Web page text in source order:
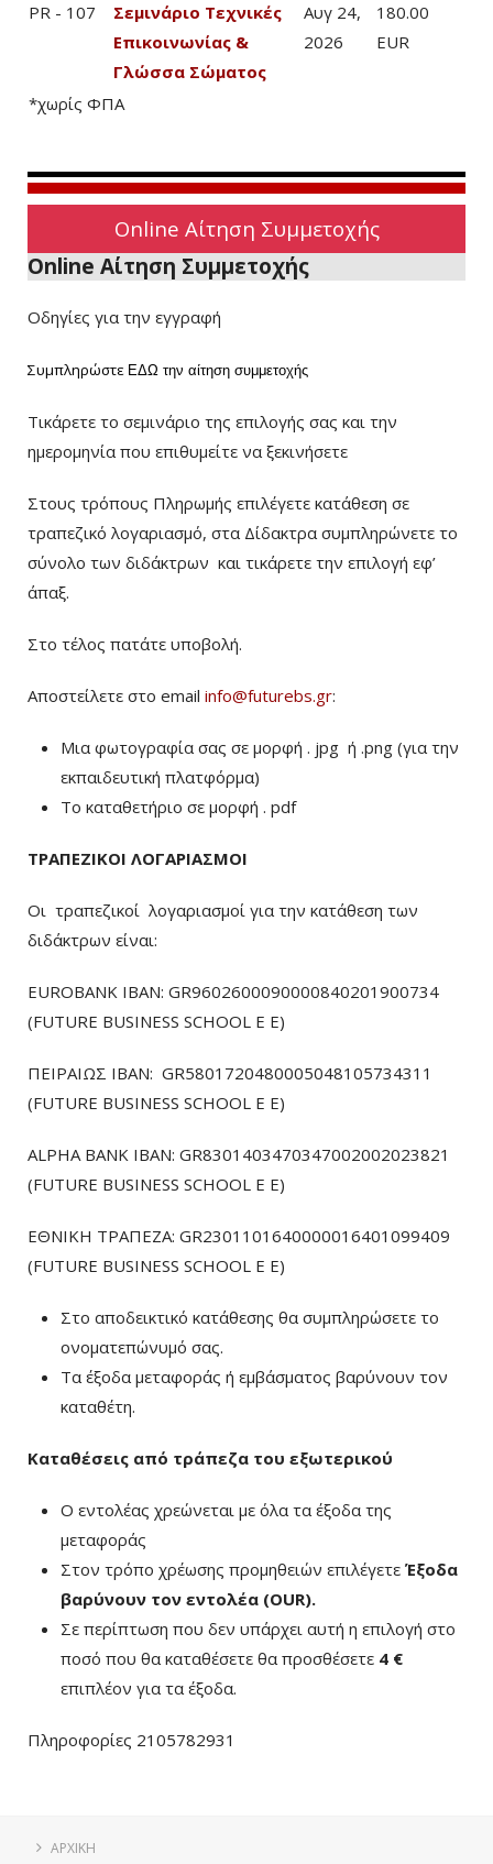
PR - 107
Σεμινάριο Τεχνικές
Επικοινωνίας &
Γλώσσα Σώματος
Αυγ 24,
2026
180.00
EUR
*χωρίς ΦΠΑ
Online Αίτηση Συμμετοχής
Online Αίτηση Συμμετοχής
Οδηγίες για την εγγραφή
Συμπληρώστε ΕΔΩ την αίτηση συμμετοχής
Τικάρετε το σεμινάριο της επιλογής σας και την
ημερομηνία που επιθυμείτε να ξεκινήσετε
Στους τρόπους Πληρωμής επιλέγετε κατάθεση σε
τραπεζικό λογαριασμό, στα Δίδακτρα συμπληρώνετε το
σύνολο των διδάκτρων και τικάρετε την επιλογή εφ’
άπαξ.
Στο τέλος πατάτε υποβολή.
Αποστείλετε στο email info@futurebs.gr:
Μια φωτογραφία σας σε μορφή . jpg ή .png (για την
εκπαιδευτική πλατφόρμα)
To καταθετήριο σε μορφή . pdf
ΤΡΑΠΕΖΙΚΟΙ ΛΟΓΑΡΙΑΣΜΟΙ
Οι τραπεζικοί λογαριασμοί για την κατάθεση των
διδάκτρων είναι:
EUROBANK IBAN: GR9602600090000840201900734
(FUTURE BUSINESS SCHOOL E E)
ΠΕΙΡΑΙΩΣ ΙΒΑΝ: GR5801720480005048105734311
(FUTURE BUSINESS SCHOOL E E)
ALPHA BANK IBAN: GR8301403470347002002023821
(FUTURE BUSINESS SCHOOL E E)
ΕΘΝΙΚΗ ΤΡΑΠΕΖΑ: GR2301101640000016401099409
(FUTURE BUSINESS SCHOOL E E)
Στο αποδεικτικό κατάθεσης θα συμπληρώσετε το
ονοματεπώνυμό σας.
Τα έξοδα μεταφοράς ή εμβάσματος βαρύνουν τον
καταθέτη.
Καταθέσεις από τράπεζα του εξωτερικού
Ο εντολέας χρεώνεται με όλα τα έξοδα της
μεταφοράς
Στον τρόπο χρέωσης προμηθειών επιλέγετε Έξοδα
βαρύνουν τον εντολέα (ΟUR).
Σε περίπτωση που δεν υπάρχει αυτή η επιλογή στο
ποσό που θα καταθέσετε θα προσθέσετε 4 €
επιπλέον για τα έξοδα.
Πληροφορίες 2105782931
ΑΡΧΙΚΗ